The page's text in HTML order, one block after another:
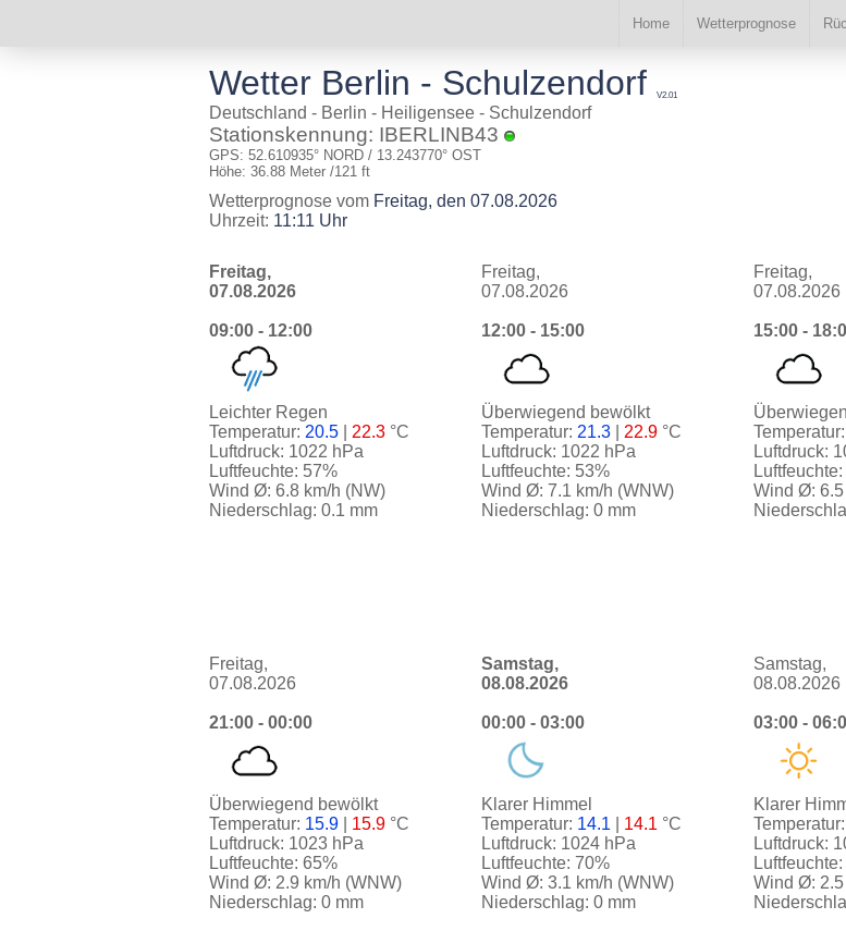
Home Wetterprognose
Wetter Berlin - Schulzendorf V2.01
Deutschland - Berlin - Heiligensee - Schulzendorf
Stationskennung: IBERLINB43
GPS: 52.610935° NORD / 13.243770° OST
Höhe: 36.88 Meter /121 ft
Wetterprognose vom Freitag, den 07.08.2026
Uhrzeit: 11:11 Uhr
Freitag,
07.08.2026
09:00 - 12:00
Leichter Regen
Temperatur: 20.5 22.3 °C
Luftdruck: 1022 hPa
Luftfeuchte: 57%
Wind Ø: 6.8 km/h (NW)
Niederschlag: 0.1 mm
Freitag,
07.08.2026
12:00 - 15:00
Überwiegend bewölkt
Temperatur: 21.3 22.9 °C
Luftdruck: 1022 hPa
Luftfeuchte: 53%
Wind Ø: 7.1 km/h (WNW)
Niederschlag: 0 mm
Freitag,
07.08.2026
15:00 -
Temperatur:
Luftdruck:
Wind Ø:
Freitag,
07.08.2026
21:00 - 00:00
Überwiegend bewölkt
Temperatur: 15.9 15.9 °C
Luftdruck: 1023 hPa
Luftfeuchte: 65%
Wind Ø: 2.9 km/h (WNW)
Niederschlag: 0 mm
Samstag,
08.08.2026
00:00 - 03:00
Klarer Himmel
Temperatur: 14.1 14.1 °C
Luftdruck: 1024 hPa
Luftfeuchte: 70%
Wind Ø: 3.1 km/h (WNW)
Niederschlag: 0 mm
Samstag,
08.08.2026
03:00 -
Klarer
Temperatur:
Luftdruck:
Wind Ø: